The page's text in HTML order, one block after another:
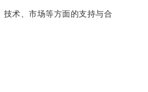
术、市场等方面的支持与合